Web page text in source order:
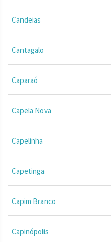
Candeias
Cantagalo
Caparaó
Capela Nova
Capelinha
Capetinga
Capim Branco
Capinópolis